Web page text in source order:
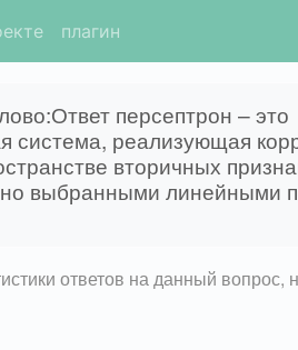
плагин
персептрон – это
система, реализующая
вторичных
выбранными линейными
ответов на данный